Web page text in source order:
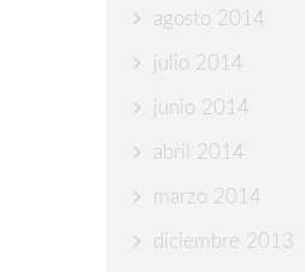
agosto 2014
julio 2014
junio 2014
abril 2014
marzo 2014
diciembre 2013